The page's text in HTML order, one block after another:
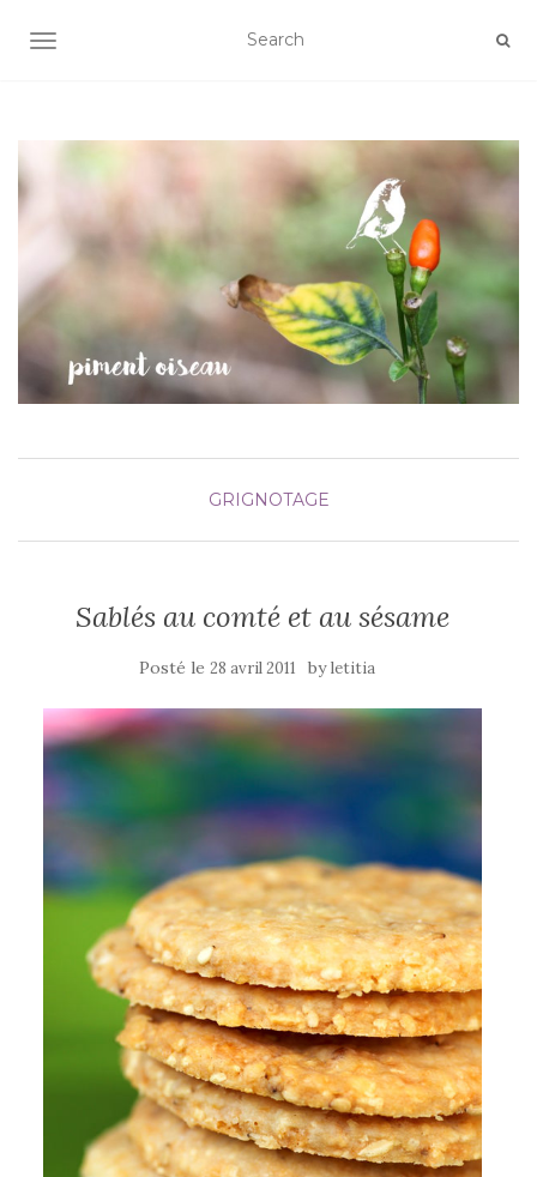
AFFICHER/MASQUER LA NAVIGATION
GRIGNOTAGE
Sablés au comté et au sésame
Posté le 28 avril 2011 byletitia